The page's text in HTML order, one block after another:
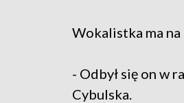
Wokalistka ma na
- Odbył się on w
Cybulska.